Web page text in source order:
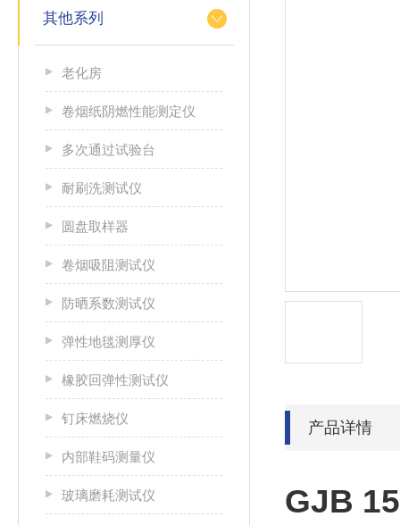
其他系列
老化房
卷烟纸阴燃性能测定仪
多次通过试验台
耐刷洗测试仪
圆盘取样器
卷烟吸阻测试仪
防晒系数测试仪
弹性地毯测厚仪
橡胶回弹性测试仪
钉床燃烧仪
内部鞋码测量仪
玻璃磨耗测试仪
产品详情
GJB